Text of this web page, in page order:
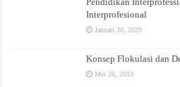
Interprofesional
Januari 20, 2020
Konsep Flokulasi dan
Mei 26, 2019